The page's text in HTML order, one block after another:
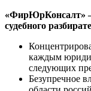
«ФирЮрКонсалт»
судебного
каждым
следующих
Безупречное